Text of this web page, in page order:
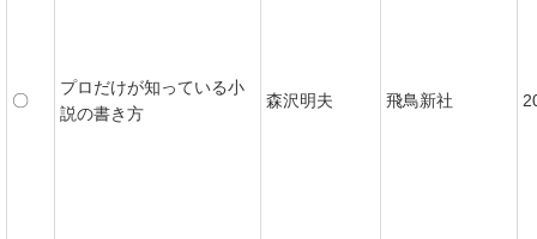
〇
プロだけが知っている小
説の書き方
森沢明夫 飛鳥新社